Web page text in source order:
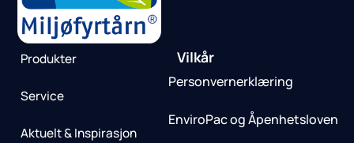
Produkter
Service
Aktuelt & Inspirasjon
Vilkår
Personvernerklæring
EnviroPac og Åpenhetsloven